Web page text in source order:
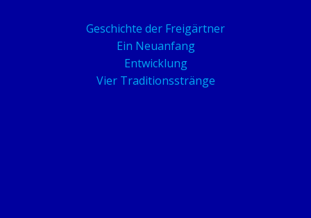
Geschichte der Freigärtner
Ein Neuanfang
Entwicklung
Vier Traditionsstränge